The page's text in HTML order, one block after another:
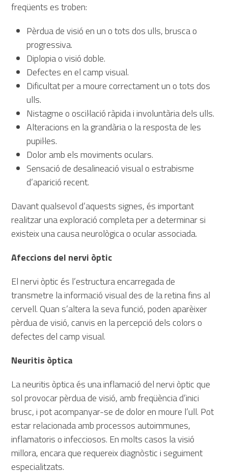
freqüents es troben:
Pèrdua de visió en un o tots dos ulls, brusca o
progressiva.
Diplopia o visió doble.
Defectes en el camp visual.
Dificultat per a moure correctament un o tots dos
ulls.
Nistagme o oscil·lació ràpida i involuntària dels ulls.
Alteracions en la grandària o la resposta de les
pupil·les.
Dolor amb els moviments oculars.
Sensació de desalineació visual o estrabisme
d’aparició recent.
Davant qualsevol d’aquests signes, és important
realitzar una exploració completa per a determinar si
existeix una causa neurològica o ocular associada.
Afeccions del nervi òptic
El nervi òptic és l’estructura encarregada de
transmetre la informació visual des de la retina fins al
cervell. Quan s’altera la seva funció, poden aparèixer
pèrdua de visió, canvis en la percepció dels colors o
defectes del camp visual.
Neuritis òptica
La neuritis òptica és una inflamació del nervi òptic que
sol provocar pèrdua de visió, amb freqüència d’inici
brusc, i pot acompanyar-se de dolor en moure l’ull. Pot
estar relacionada amb processos autoimmunes,
inflamatoris o infecciosos. En molts casos la visió
millora, encara que requereix diagnòstic i seguiment
especialitzats.